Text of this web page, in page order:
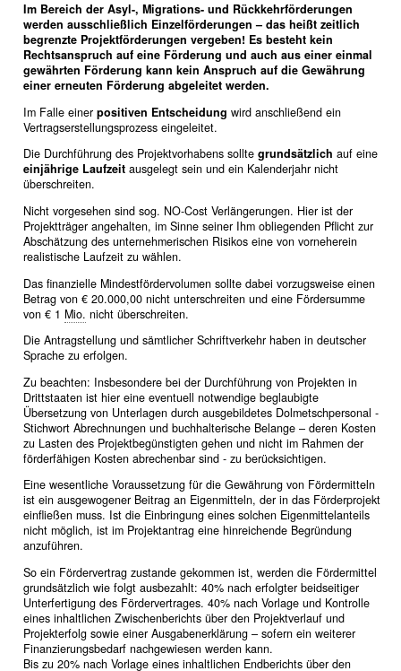
Im Bereich der Asyl-, Migrations- und Rückkehrförderungen
werden ausschließlich Einzelförderungen – das heißt zeitlich
begrenzte Projektförderungen vergeben! Es besteht kein
Rechtsanspruch auf eine Förderung und auch aus einer einmal
gewährten Förderung kann kein Anspruch auf die Gewährung
einer erneuten Förderung abgeleitet werden.
Im Falle einer positiven Entscheidung wird anschließend ein
Vertragserstellungsprozess eingeleitet.
Die Durchführung des Projektvorhabens sollte grundsätzlich auf eine
einjährige Laufzeitausgelegt sein und ein Kalenderjahr nicht
überschreiten.
Nicht vorgesehen sind sog. NO-Cost Verlängerungen. Hier ist der
Projektträger angehalten, im Sinne seiner Ihm obliegenden Pflicht zur
Abschätzung des unternehmerischen Risikos eine von vorneherein
realistische Laufzeit zu wählen.
Das finanzielle Mindestfördervolumen sollte dabei vorzugsweise einen
Betrag von € 20.000,00 nicht unterschreiten und eine Fördersumme
von € 1 Mio. nicht überschreiten.
Die Antragstellung und sämtlicher Schriftverkehr haben in deutscher
Sprache zu erfolgen.
Zu beachten: Insbesondere bei der Durchführung von Projekten in
Drittstaaten ist hier eine eventuell notwendige beglaubigte
Übersetzung von Unterlagen durch ausgebildetes Dolmetschpersonal -
Stichwort Abrechnungen und buchhalterische Belange – deren Kosten
zu Lasten des Projektbegünstigten gehen und nicht im Rahmen der
förderfähigen Kosten abrechenbar sind - zu berücksichtigen.
Eine wesentliche Voraussetzung für die Gewährung von Fördermitteln
ist ein ausgewogener Beitrag an Eigenmitteln, der in das Förderprojekt
einfließen muss. Ist die Einbringung eines solchen Eigenmittelanteils
nicht möglich, ist im Projektantrag eine hinreichende Begründung
anzuführen.
So ein Fördervertrag zustande gekommen ist, werden die Fördermittel
grundsätzlich wie folgt ausbezahlt: 40% nach erfolgter beidseitiger
Unterfertigung des Fördervertrages. 40% nach Vorlage und Kontrolle
eines inhaltlichen Zwischenberichts über den Projektverlauf und
Projekterfolg sowie einer Ausgabenerklärung – sofern ein weiterer
Finanzierungsbedarf nachgewiesen werden kann.
Bis zu 20% nach Vorlage eines inhaltlichen Endberichts über den